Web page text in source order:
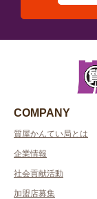
COMPANY
質屋かんてい局とは
企業情報
社会貢献活動
加盟店募集